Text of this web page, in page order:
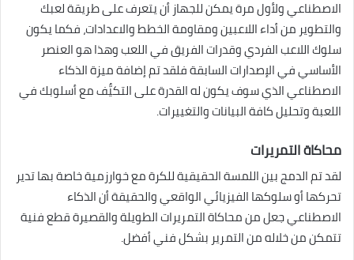
الاصطناعي ولأول مرة يمكن للجهاز أن يتعرف على طريقة لعبك
والتطوير من أداء اللاعبين ومقاومة الخطط والاعدادات، فكما يكون
سلوك اللاعب الفردي وقدرات الفريق في اللعب وهذا هو العنصر
الأساسي في الإصدارات السابقة فلقد تم إضافة ميزة الذكاء
الاصطناعي الذي سوف يكون له القدرة على التكيُّف مع أسلوبك في
اللعبة وتحليل كافة البيانات والتغييرات.
محاكاة التمريرات
لقد تم الدمج بين اللمسة الحقيقية للكرة مع خوارزمية خاصة بها تدير
تحركها أو سلوكها الفيزيائي الواقعي والحقيقة أن الذكاء
الاصطناعي جعل من محاكاة التمريرات الطويلة والقصيرة قطع فنية
تتمكن من خلاله من التمرير بشكل فني أفضل.